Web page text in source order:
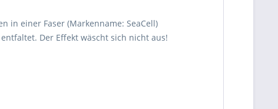
in einer Faser (Markenname: SeaCell)
Der Effekt wäscht sich nicht aus!